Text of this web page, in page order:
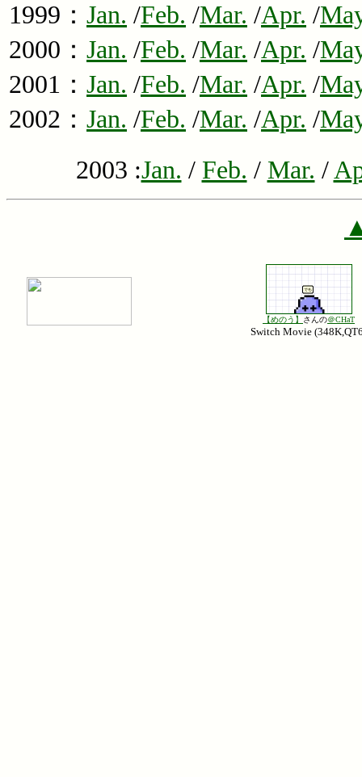
1999： Jan. /Feb. /Mar. /Apr. /
2000： Jan. /Feb. /Mar. /Apr. /
2001： Jan. /Feb. /Mar. /Apr. /
2002： Jan. /Feb. /Mar. /Apr. /
2003 :Jan. / Feb. / Mar. /
【めのう】 さんの＠CHaT
Switch Movie